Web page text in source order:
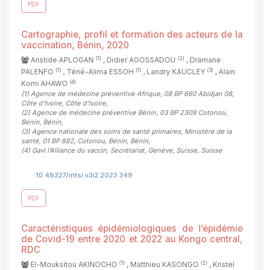
PDF
Cartographie, profil et formation des acteurs de la
vaccination, Bénin, 2020
Aristide APLOGAN (1) , Didier AGOSSADOU (2) , Dramane
PALENFO (1) , Téné-Alima ESSOH (1) , Landry KAUCLEY (3) , Alain
Komi AHAWO (4)
(1) Agence de médecine préventive Afrique, 08 BP 660 Abidjan 08,
Côte d’Ivoire, Côte d'Ivoire,
(2) Agence de médecine préventive Bénin, 03 BP 2309 Cotonou,
Bénin, Bénin,
(3) Agence nationale des soins de santé primaires, Ministère de la
santé, 01 BP 882, Cotonou, Bénin, Bénin,
(4) Gavi l’Alliance du vaccin, Secrétariat, Genève, Suisse, Suisse
10.48327/mtsi.v3i2.2023.349
PDF
Caractéristiques épidémiologiques de l’épidémie
de Covid-19 entre 2020 et 2022 au Kongo central,
RDC
El-Mouksitou AKINOCHO (1) , Matthieu KASONGO (2) , Kristel